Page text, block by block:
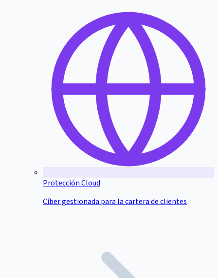
Protección Cloud
Cíber gestionada para la cartera de clientes